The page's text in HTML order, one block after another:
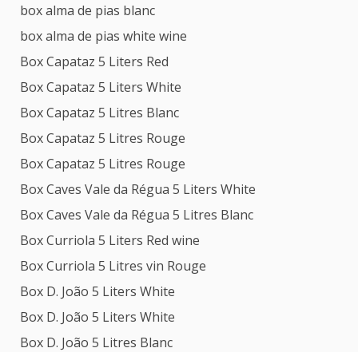
box alma de pias blanc
box alma de pias white wine
Box Capataz 5 Liters Red
Box Capataz 5 Liters White
Box Capataz 5 Litres Blanc
Box Capataz 5 Litres Rouge
Box Capataz 5 Litres Rouge
Box Caves Vale da Régua 5 Liters White
Box Caves Vale da Régua 5 Litres Blanc
Box Curriola 5 Liters Red wine
Box Curriola 5 Litres vin Rouge
Box D. João 5 Liters White
Box D. João 5 Liters White
Box D. João 5 Litres Blanc